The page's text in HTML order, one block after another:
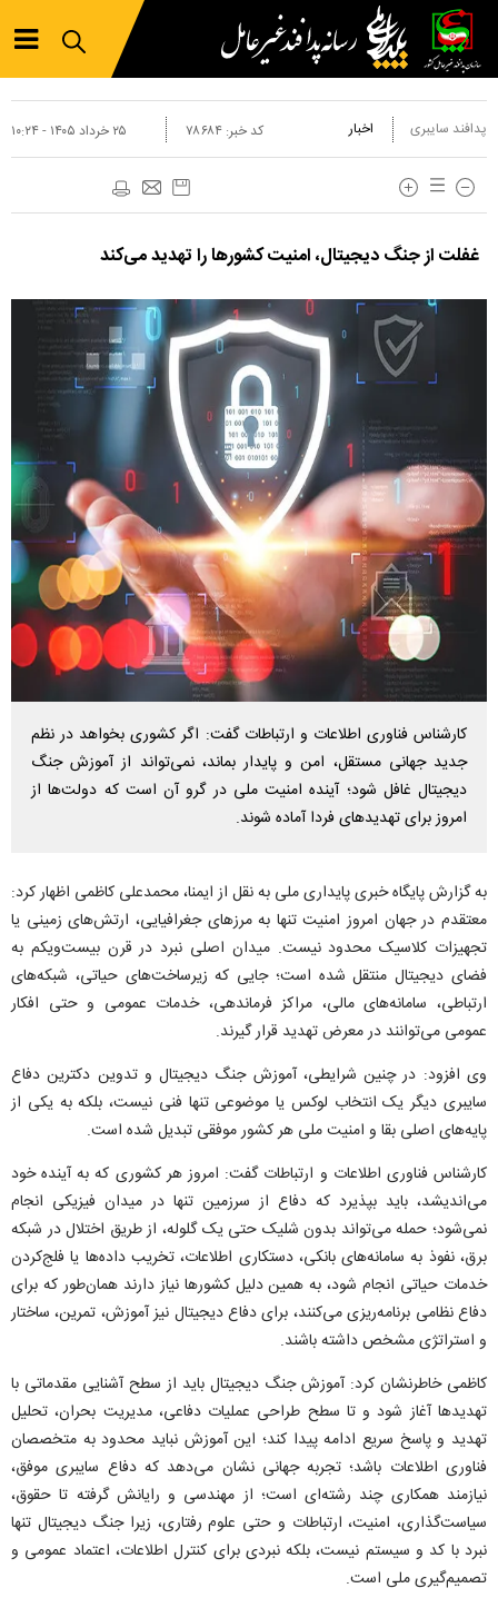
پدافند سایبری اخبار ۲۵ خرداد ۱۴۰۵ - ۱۰:۲۴ کد خبر:۷۸۶۸۴
غفلت از جنگ دیجیتال، امنیت کشور‌ها را تهدید می‌کند
کارشناس فناوری اطلاعات و ارتباطات گفت: اگر کشوری بخواهد در نظم
جدید جهانی مستقل، امن و پایدار بماند، نمی‌تواند از آموزش جنگ
دیجیتال غافل شود؛ آینده امنیت ملی در گرو آن است که دولت‌ها از
امروز برای تهدید‌های فردا آماده شوند.
به گزارش پایگاه خبری پایداری ملی به نقل از ایمنا، محمدعلی کاظمی اظهار کرد:
معتقدم در جهان امروز امنیت تنها به مرز‌های جغرافیایی، ارتش‌های زمینی یا
تجهیزات کلاسیک محدود نیست. میدان اصلی نبرد در قرن بیست‌ویکم به
فضای دیجیتال منتقل شده است؛ جایی که زیرساخت‌های حیاتی، شبکه‌های
ارتباطی، سامانه‌های مالی، مراکز فرماندهی، خدمات عمومی و حتی افکار
عمومی می‌توانند در معرض تهدید قرار گیرند.
وی افزود: در چنین شرایطی، آموزش جنگ دیجیتال و تدوین دکترین دفاع
سایبری دیگر یک انتخاب لوکس یا موضوعی تنها فنی نیست، بلکه به یکی از
پایه‌های اصلی بقا و امنیت ملی هر کشور موفقی تبدیل شده است.
کارشناس فناوری اطلاعات و ارتباطات گفت: امروز هر کشوری که به آینده خود
می‌اندیشد، باید بپذیرد که دفاع از سرزمین تنها در میدان فیزیکی انجام
نمی‌شود؛ حمله می‌تواند بدون شلیک حتی یک گلوله، از طریق اختلال در شبکه
برق، نفوذ به سامانه‌های بانکی، دستکاری اطلاعات، تخریب داده‌ها یا فلج‌کردن
خدمات حیاتی انجام شود، به همین دلیل کشور‌ها نیاز دارند همان‌طور که برای
دفاع نظامی برنامه‌ریزی می‌کنند، برای دفاع دیجیتال نیز آموزش، تمرین، ساختار
و استراتژی مشخص داشته باشند.
کاظمی خاطرنشان کرد: آموزش جنگ دیجیتال باید از سطح آشنایی مقدماتی با
تهدید‌ها آغاز شود و تا سطح طراحی عملیات دفاعی، مدیریت بحران، تحلیل
تهدید و پاسخ سریع ادامه پیدا کند؛ این آموزش نباید محدود به متخصصان
فناوری اطلاعات باشد؛ تجربه جهانی نشان می‌دهد که دفاع سایبری موفق،
نیازمند همکاری چند رشته‌ای است؛ از مهندسی و رایانش گرفته تا حقوق،
سیاست‌گذاری، امنیت، ارتباطات و حتی علوم رفتاری، زیرا جنگ دیجیتال تنها
نبرد با کد و سیستم نیست، بلکه نبردی برای کنترل اطلاعات، اعتماد عمومی و
تصمیم‌گیری ملی است.